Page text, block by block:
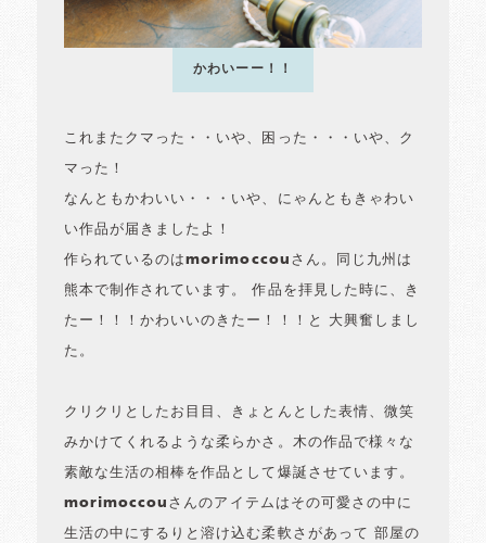
かわいーー！！
これまたクマった・・いや、困った・・・いや、ク
マった！
なんともかわいい・・・いや、にゃんともきゃわい
い作品が届きましたよ！
作られているのはmorimoccouさん。同じ九州は
熊本で制作されています。 作品を拝見した時に、き
たー！！！かわいいのきたー！！！と 大興奮しまし
た。
クリクリとしたお目目、きょとんとした表情、微笑
みかけてくれるような柔らかさ。木の作品で様々な
素敵な生活の相棒を作品として爆誕させています。
morimoccouさんのアイテムはその可愛さの中に
生活の中にするりと溶け込む柔軟さがあって 部屋の